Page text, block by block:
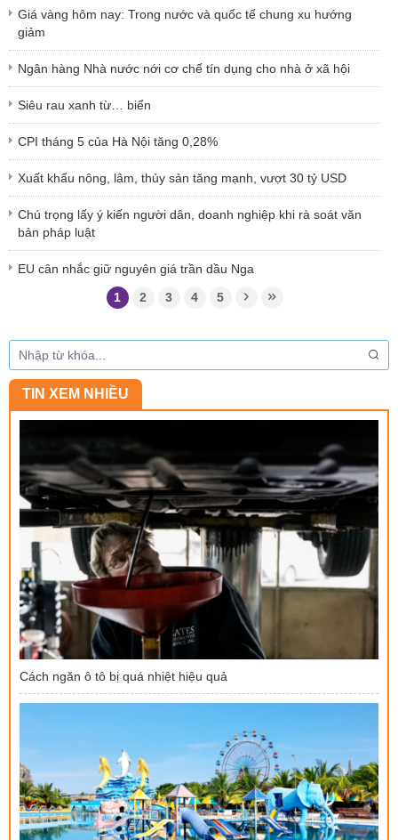
Giá vàng hôm nay: Trong nước và quốc tế chung xu hướng
giảm
Ngân hàng Nhà nước nới cơ chế tín dụng cho nhà ở xã hội
Siêu rau xanh từ… biển
CPI tháng 5 của Hà Nội tăng 0,28%
Xuất khẩu nông, lâm, thủy sản tăng mạnh, vượt 30 tỷ USD
Chú trọng lấy ý kiến người dân, doanh nghiệp khi rà soát văn
bản pháp luật
EU cân nhắc giữ nguyên giá trần dầu Nga
1 2 3 4 5
TIN XEM NHIỀU
Cách ngăn ô tô bị quá nhiệt hiệu quả